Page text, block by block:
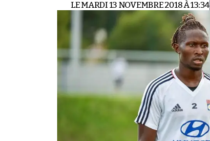
LE MARDI 13 NOVEMBRE 2018 À 13:34